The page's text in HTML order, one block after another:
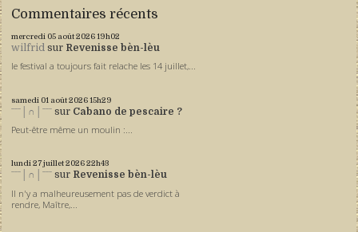
Commentaires récents
mercredi 05 août 202619h02
wilfrid sur Revenisse bèn-lèu
le festival a toujours fait relache les 14 juillet,...
samedi 01 août 202615h29
ˉˉˉ│∩│ˉˉˉ sur Cabano de pescaire ?
Peut-être même un moulin :...
lundi 27juillet 202622h43
ˉˉˉ│∩│ˉˉˉ sur Revenisse bèn-lèu
Il n'y a malheureusement pas de verdict à
rendre, Maître,...